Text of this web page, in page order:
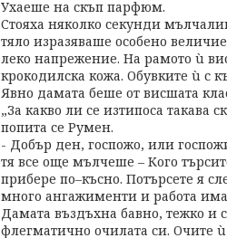
Ухаеше на скъп парфюм.
Стояха няколко секунди
тяло изразяваше особено
леко напрежение. На рамото ù
крокодилска кожа. Обувките ù с
Явно дамата беше от висшата
„За какво ли се изтипоса такава
попита се Румен.
- Добър ден, госпожо, или
тя все още мълчеше – Кого
прибере по–късно. Потърсете я
много ангажименти и работа
Дамата въздъхна бавно, тежко и
флегматично очилата си. Очите